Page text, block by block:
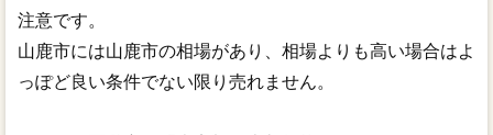
注意です。
山鹿市には山鹿市の相場があり、相場よりも高い場合はよ
っぽど良い条件でない限り売れません。